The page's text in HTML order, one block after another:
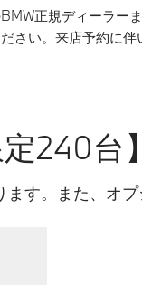
正規ディーラー
い。来店予約に
240台】
す。また、オプ